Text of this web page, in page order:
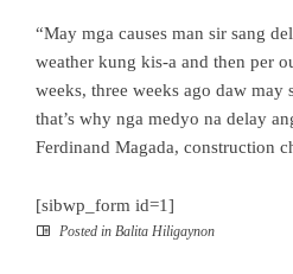
“May mga causes man sir sang
weather kung kis-a and then per
weeks, three weeks ago daw may
that’s why nga medyo na delay
Ferdinand Magada, construction
[sibwp_form id=1]
Posted in Balita Hiligaynon